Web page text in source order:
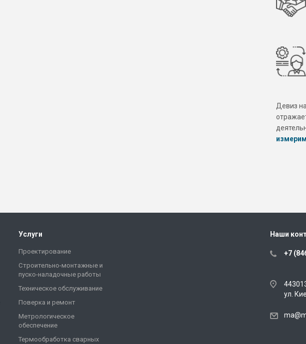
Девиз
Услуги
Проектирование
Строительно-монтажные и
пуско-наладочные работы
Техническое обслуживание
Поверка и ремонт
Метрологическое
обеспечение
Термообработка сварных
Наши
+7
ул.